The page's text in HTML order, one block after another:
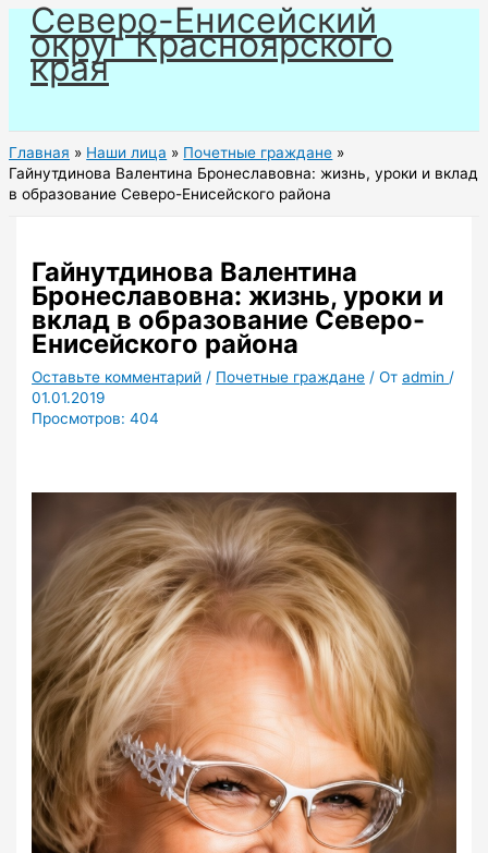
Перейти
содержимому
Северо-Енисейский
округ Красноярского
края
Главная Наши лица
Почетные граждане
Гайнутдинова Валентина Бронеславовна: жизнь, уроки и вклад
в образование Северо-Енисейского района
Гайнутдинова Валентина
Бронеславовна: жизнь, уроки и
вклад в образование Северо-
Енисейского района
Оставьте комментарий / Почетные граждане / Отadmin /
01.01.2019
Просмотров: 404